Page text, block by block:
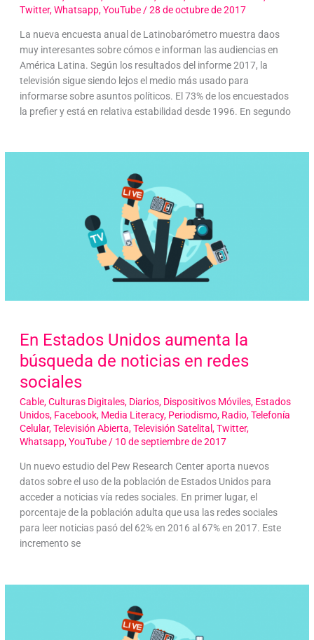
Twitter,Whatsapp,YouTube/28 de octubre de 2017
La nueva encuesta anual de Latinobarómetro muestra daos
muy interesantes sobre cómos e informan las audiencias en
América Latina. Según los resultados del informe 2017, la
televisión sigue siendo lejos el medio más usado para
informarse sobre asuntos políticos. El 73% de los encuestados
la prefier y está en relativa estabilidad desde 1996. En segundo
En Estados Unidos aumenta la
búsqueda de noticias en redes
sociales
Cable,Culturas Digitales, Diarios, Dispositivos Móviles, Estados
Unidos, Facebook, Media Literacy, Periodismo, Radio,Telefonía
Celular,Televisión Abierta,Televisión Satelital ,Twitter,
Whatsapp,YouTube/ 10 de septiembre de 2017
Un nuevo estudio del Pew Research Center aporta nuevos
datos sobre el uso de la población de Estados Unidos para
acceder a noticias vía redes sociales. En primer lugar, el
porcentaje de la población adulta que usa las redes sociales
para leer noticias pasó del 62% en 2016 al 67% en 2017. Este
incremento se